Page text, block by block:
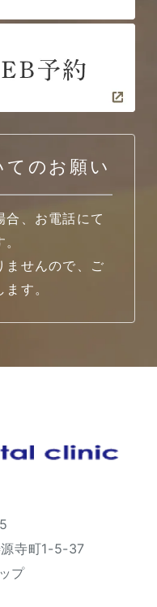
のお願い
合、お電話にて
ませんので、ご
す。
寺町1-5-37
プ